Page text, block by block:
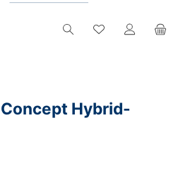
Du hast 0
Hybrid-